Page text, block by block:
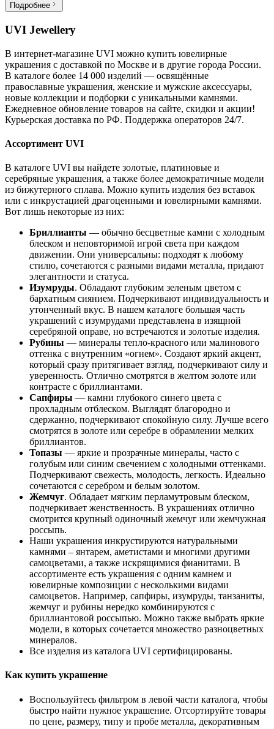
Подробнее
UVI Jewellery
В интернет-магазине UVI можно купить ювелирные
украшения с доставкой по Москве и в другие города России.
В каталоге более 14 000 изделий — освящённые
православные украшения, женские и мужские аксессуары,
новые коллекции и подборки с уникальными камнями.
Ежедневное обновление товаров на сайте, скидки и акции!
Курьерская доставка по РФ. Поддержка операторов 24/7.
Ассортимент UVI
В каталоге UVI вы найдете золотые, платиновые и
серебряные украшения, а также более демократичные модели
из бижутерного сплава. Можно купить изделия без вставок
или с инкрустацией драгоценными и ювелирными камнями.
Вот лишь некоторые из них:
Бриллианты — обычно бесцветные камни с холодным
блеском и неповторимой игрой света при каждом
движении. Они универсальны: подходят к любому
стилю, сочетаются с разными видами металла, придают
элегантности и статуса.
Изумруды. Обладают глубоким зеленым цветом с
бархатным сиянием. Подчеркивают индивидуальность и
утонченный вкус. В нашем каталоге большая часть
украшений с изумрудами представлена в изящной
серебряной оправе, но встречаются и золотые изделия.
Рубины — минералы тепло-красного или малинового
оттенка с внутренним «огнем». Создают яркий акцент,
который сразу притягивает взгляд, подчеркивают силу и
уверенность. Отлично смотрятся в желтом золоте или
контрасте с бриллиантами.
Сапфиры — камни глубокого синего цвета с
прохладным отблеском. Выглядят благородно и
сдержанно, подчеркивают спокойную силу. Лучше всего
смотрятся в золоте или серебре в обрамлении мелких
бриллиантов.
Топазы — яркие и прозрачные минералы, часто с
голубым или синим свечением с холодными оттенками.
Подчеркивают свежесть, молодость, легкость. Идеально
сочетаются с серебром и белым золотом.
Жемчуг. Обладает мягким перламутровым блеском,
подчеркивает женственность. В украшениях отлично
смотрится крупный одиночный жемчуг или жемчужная
россыпь.
Наши украшения инкрустируются натуральными
камнями – янтарем, аметистами и многими другими
самоцветами, а также искрящимися фианитами. В
ассортименте есть украшения с одним камнем и
ювелирные композиции с несколькими видами
самоцветов. Например, сапфиры, изумруды, танзаниты,
жемчуг и рубины нередко комбинируются с
бриллиантовой россыпью. Можно также выбрать яркие
модели, в которых сочетается множество разноцветных
минералов.
Все изделия из каталога UVI сертифицированы.
Как купить украшение
Воспользуйтесь фильтром в левой части каталога, чтобы
быстро найти нужное украшение. Отсортируйте товары
по цене, размеру, типу и пробе металла, декоративным